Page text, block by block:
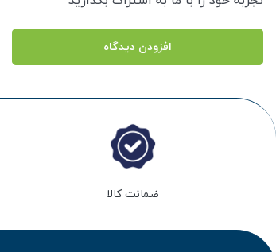
افزودن دیدگاه
ضمانت کالا